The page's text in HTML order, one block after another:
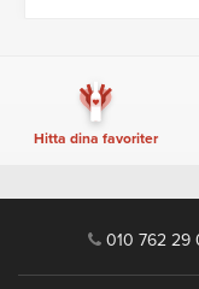
Hitta dina favoriter
010 762 29